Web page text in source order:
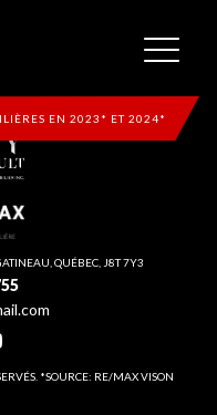
EN 2023* ET 2024*
QUÉBEC, J8T 7Y3
*SOURCE: RE/MAX VISON